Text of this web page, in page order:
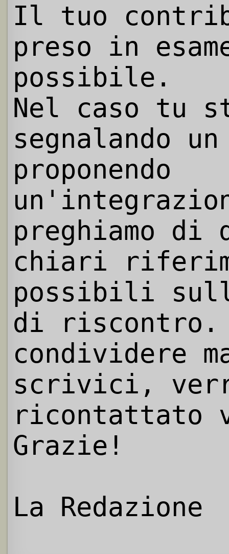
Il tuo
preso in
possibile.
Nel caso tu
segnalando
proponendo
preghiamo
chiari
possibili
di riscontro.
condividere
scrivici,
ricontattato
Grazie!
La Redazione